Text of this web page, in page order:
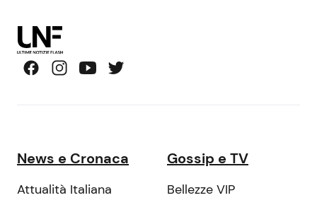
News e Cronaca
Attualità Italiana
Gossip e TV
Bellezze VIP